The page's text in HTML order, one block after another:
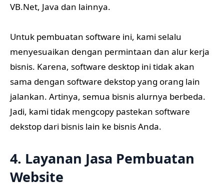
VB.Net, Java dan lainnya.
Untuk pembuatan software ini, kami selalu
menyesuaikan dengan permintaan dan alur kerja
bisnis. Karena, software desktop ini tidak akan
sama dengan software dekstop yang orang lain
jalankan. Artinya, semua bisnis alurnya berbeda.
Jadi, kami tidak mengcopy pastekan software
dekstop dari bisnis lain ke bisnis Anda.
4. Layanan Jasa Pembuatan
Website